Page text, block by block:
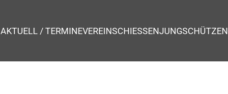
AKTUELL / TERMINEVEREINSCHIESSENJUNGSCHÜTZEN